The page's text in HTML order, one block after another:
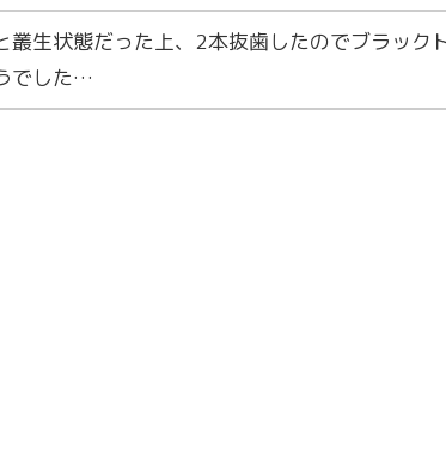
叢生状態だった上、2本抜歯したのでブラック
でした…